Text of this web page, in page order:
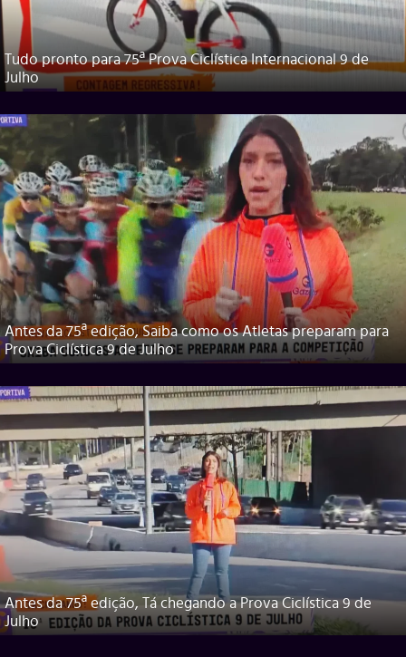
Tudo pronto para 75ª Prova Ciclística Internacional 9 de
Julho
Antes da 75ª edição, Saiba como os Atletas preparam para
Prova Ciclística 9 de Julho
Antes da 75ª edição, Tá chegando a Prova Ciclística 9 de
Julho